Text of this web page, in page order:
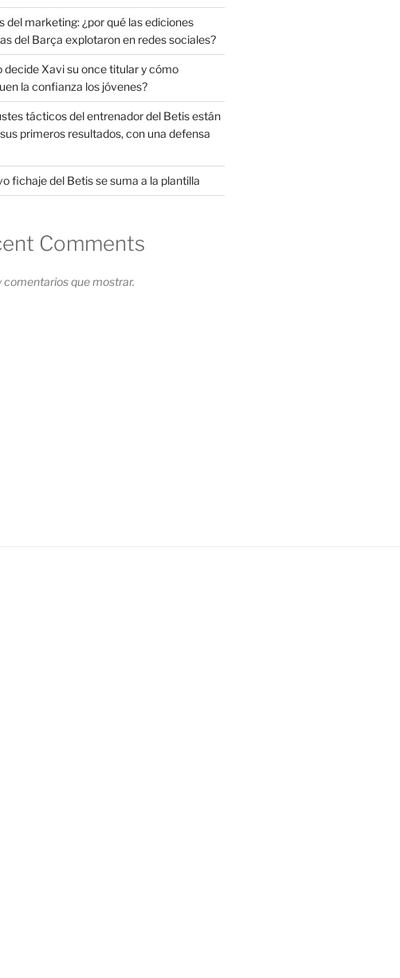
del marketing: ¿por qué las ediciones
del Barça explotaron en redes sociales?
decide Xavi su once titular y cómo
la confianza los jóvenes?
tácticos del entrenador del Betis están
primeros resultados, con una defensa
fichaje del Betis se suma a la plantilla
Comments
comentarios que mostrar.